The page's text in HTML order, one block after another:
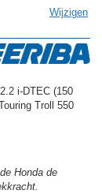
Wijzigen
i-DTEC (150
Troll 550
Honda de